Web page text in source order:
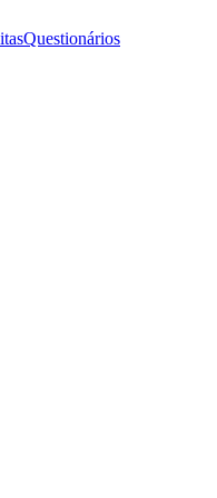
Questionários